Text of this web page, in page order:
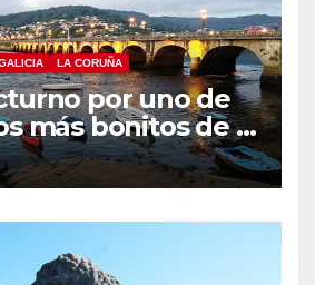
LA CORUÑA
por uno de
más bonitos de A